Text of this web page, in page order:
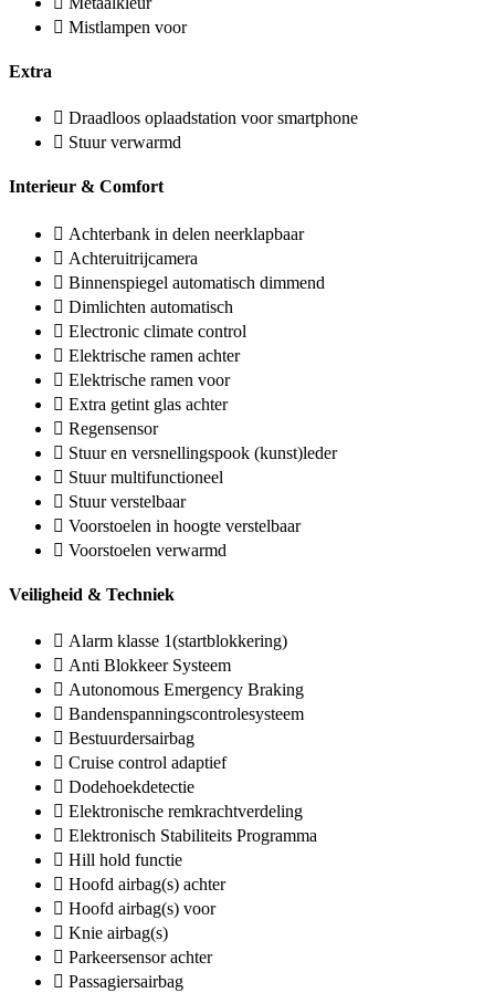
Mistlampen voor
Extra
Draadloos oplaadstation voor smartphone
Stuur verwarmd
Interieur & Comfort
Achterbank in delen neerklapbaar
Achteruitrijcamera
Binnenspiegel automatisch dimmend
Dimlichten automatisch
Electronic climate control
Elektrische ramen achter
Elektrische ramen voor
Extra getint glas achter
Regensensor
Stuur en versnellingspook (kunst)leder
Stuur multifunctioneel
Stuur verstelbaar
Voorstoelen in hoogte verstelbaar
Voorstoelen verwarmd
Veiligheid & Techniek
Alarm klasse 1(startblokkering)
Anti Blokkeer Systeem
Autonomous Emergency Braking
Bandenspanningscontrolesysteem
Bestuurdersairbag
Cruise control adaptief
Dodehoekdetectie
Elektronische remkrachtverdeling
Elektronisch Stabiliteits Programma
Hill hold functie
Hoofd airbag(s) achter
Hoofd airbag(s) voor
Knie airbag(s)
Parkeersensor achter
Passagiersairbag